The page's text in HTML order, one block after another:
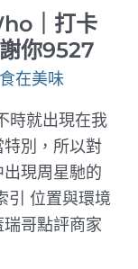
｜打卡
你9527
食在美味
時就出現在我
別，所以對
現周星馳的
引 位置與環境
哥點評商家